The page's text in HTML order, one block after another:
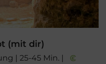
(mit dir)
| 25-45 Min. |